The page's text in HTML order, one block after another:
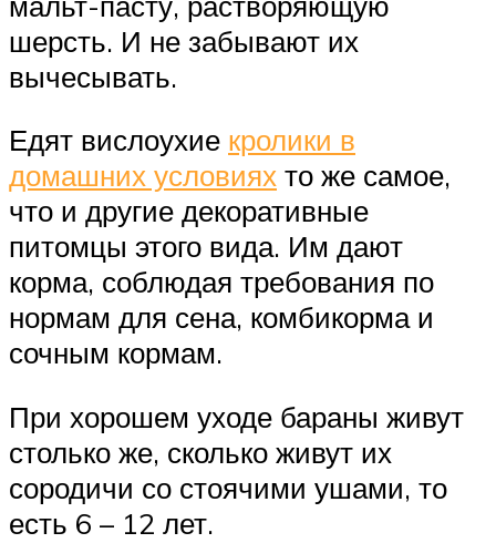
шерсть. И не забывают их
вычесывать.
Едят вислоухие кролики в
домашних условиях то же самое,
что и другие декоративные
питомцы этого вида. Им дают
корма, соблюдая требования по
нормам для сена, комбикорма и
сочным кормам.
При хорошем уходе бараны живут
столько же, сколько живут их
сородичи со стоячими ушами, то
есть 6 – 12 лет.